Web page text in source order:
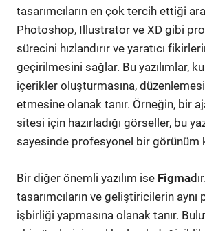
tasarımcıların en çok tercih ettiği
Photoshop, Illustrator ve XD gibi
sürecini hızlandırır ve yaratıcı
geçirilmesini sağlar. Bu yazılımlar,
içerikler oluşturmasına,
etmesine olanak tanır. Örneğin, bir
sitesi için hazırladığı görseller, bu
sayesinde profesyonel bir görünüm
Bir diğer önemli yazılım ise Figma
tasarımcıların ve geliştiricilerin
işbirliği yapmasına olanak tanır.